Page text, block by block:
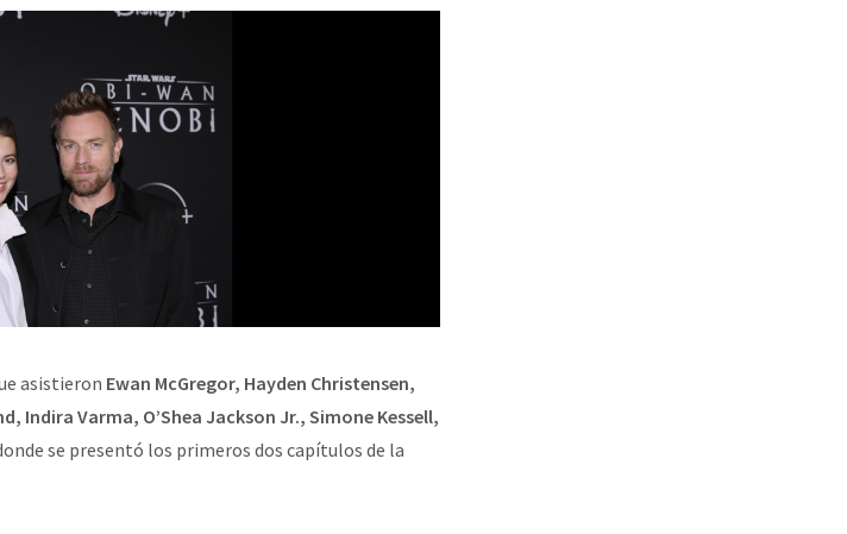
asistieron Ewan McGregor, Hayden Christensen,
Indira Varma, O’Shea Jackson Jr., Simone Kessell,
se presentó los primeros dos capítulos de la